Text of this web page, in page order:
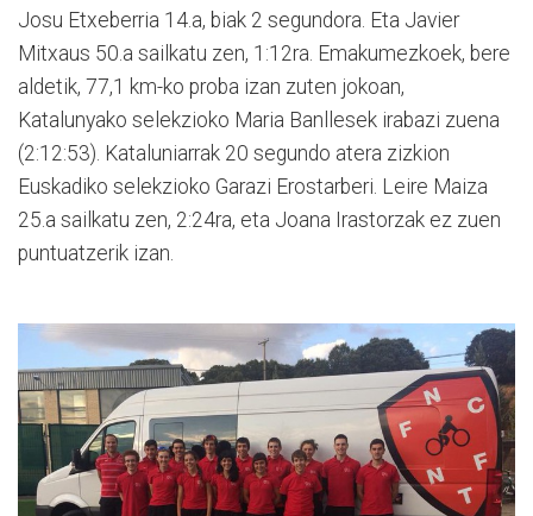
Josu Etxeberria 14.a, biak 2 segundora. Eta Javier
Mitxaus 50.a sailkatu zen, 1:12ra. Emakumezkoek, bere
aldetik, 77,1 km-ko proba izan zuten jokoan,
Katalunyako selekzioko Maria Banllesek irabazi zuena
(2:12:53). Kataluniarrak 20 segundo atera zizkion
Euskadiko selekzioko Garazi Erostarberi. Leire Maiza
25.a sailkatu zen, 2:24ra, eta Joana Irastorzak ez zuen
puntuatzerik izan.